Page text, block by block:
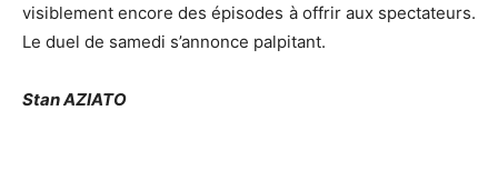
visiblement encore des épisodes à offrir aux spectateurs.
Le duel de samedi s’annonce palpitant.
Stan AZIATO